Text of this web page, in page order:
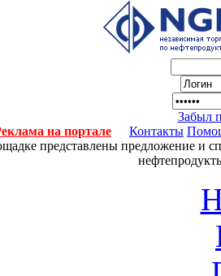
Забыл
на портале
Контакты
представлены предложение и